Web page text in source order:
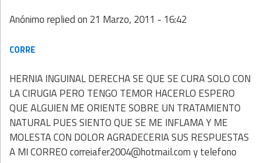
Anónimoreplied on 21 Marzo, 2011 - 16:42
CORRE
HERNIA INGUINAL DERECHA SE QUE SE CURA SOLO CON
LA CIRUGIA PERO TENGO TEMOR HACERLO ESPERO
QUE ALGUIEN ME ORIENTE SOBRE UN TRATAMIENTO
NATURAL PUES SIENTO QUE SE ME INFLAMA Y ME
MOLESTA CON DOLOR AGRADECERIA SUS RESPUESTAS
A MI CORREO correiafer2004@hotmail.com y telefono